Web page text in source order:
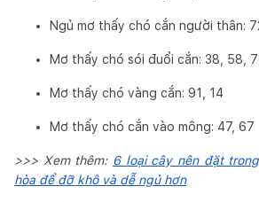
Ngủ mơ thấy chó cắn người thân:
Mơ thấy chó sói đuổi cắn: 38, 58,
Mơ thấy chó vàng cắn: 91, 14
Mơ thấy chó cắn vào mông: 47, 67
>>> Xem thêm: 6 loại cây nên đặt
hòa để đỡ khô và dễ ngủ hơn